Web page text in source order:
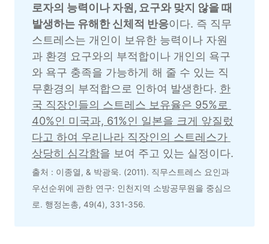
로자의 능력이나 자원, 요구와 맞지 않을 때
발생하는 유해한 신체적 반응이다. 즉 직무
스트레스는 개인이 보유한 능력이나 자원
과 환경 요구와의 부적합이나 개인의 욕구
와 욕구 충족을 가능하게 해 줄 수 있는 직
무환경의 부적합으로 인하여 발생한다. 한
국 직장인들의 스트레스 보유율은 95%로
40%인 미국과, 61%인 일본을 크게 앞질렀
다고 하여 우리나라 직장인의 스트레스가
상당히 심각함을 보여 주고 있는 실정이다.
출처 : 이종열, & 박광욱. (2011). 직무스트레스 요인과
우선순위에 관한 연구: 인천지역 소방공무원을 중심으
로. 행정논총, 49(4), 331-356.